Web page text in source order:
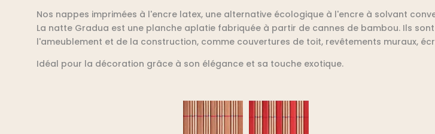
Nos nappes imprimées à l'encre latex, une alternative écologique à l'encre à solvant
La natte Gradua est une planche aplatie fabriquée à partir de cannes de bambou. Ils
l'ameublement et de la construction, comme couvertures de toit, revêtements muraux,
Idéal pour la décoration grâce à son élégance et sa touche exotique.